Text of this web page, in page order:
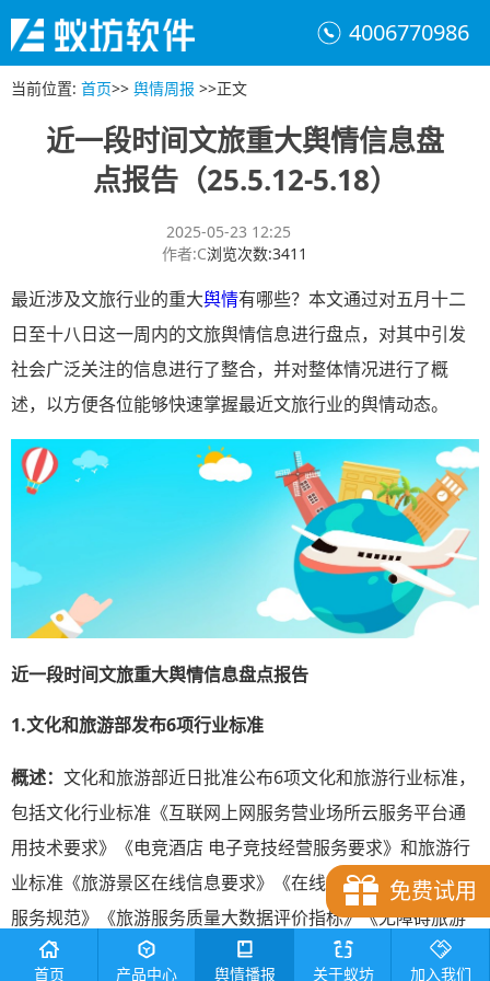
4006770986
当前位置: 首页>> 舆情周报 >>正文
近一段时间文旅重大舆情信息盘
点报告（25.5.12-5.18）
2025-05-23 12:25
作者:C浏览次数:3411
最近涉及文旅行业的重大舆情有哪些？本文通过对五月十二
日至十八日这一周内的文旅舆情信息进行盘点，对其中引发
社会广泛关注的信息进行了整合，并对整体情况进行了概
述，以方便各位能够快速掌握最近文旅行业的舆情动态。
近一段时间文旅重大舆情信息盘点报告
1.文化和旅游部发布6项行业标准
概述： 文化和旅游部近日批准公布6项文化和旅游行业标准，
包括文化行业标准《互联网上网服务营业场所云服务平台通
用技术要求》《电竞酒店 电子竞技经营服务要求》和旅游行
业标准《旅游景区在线信息要求》《在线旅游平台住宿预订
服务规范》《旅游服务质量大数据评价指标》《无障碍旅游
从业人员培训指南》。
免费试用
首页 产品中心 舆情播报 关于蚁坊 加入我们